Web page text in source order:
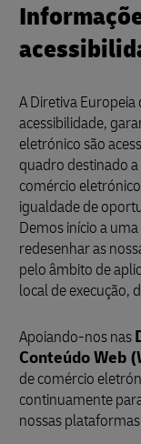
A Diretiva Europeia
acessibilidade,
eletrónico são
quadro destinado
comércio
igualdade de
Demos início a
redesenhar as
pelo âmbito de
local de execução,
Apoiando-nos nas
Conteúdo Web
de comércio
continuamente
nossas